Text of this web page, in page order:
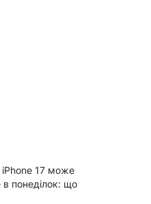
iPhone 17 може
понеділок: що